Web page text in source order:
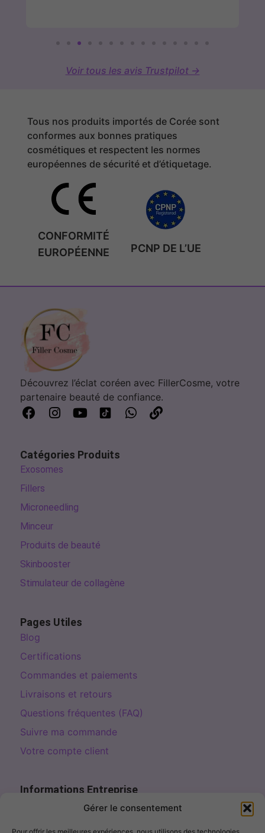
Gérer le consentement
Voir tous les avis Trustpilot →
Tous nos produits importés de Corée sont
conformes aux bonnes pratiques
cosmétiques et respectent les normes
européennes de sécurité et d’étiquetage.
CONFORMITÉ
EUROPÉENNE
PCNP DE L’UE
Découvrez l’éclat coréen avec FillerCosme, votre
partenaire beauté de confiance.
Catégories Produits
Exosomes
Fillers
Microneedling
Minceur
Produits de beauté
Skinbooster
Stimulateur de collagène
Pages Utiles
Blog
Certifications
Commandes et paiements
Livraisons et retours
Questions fréquentes (FAQ)
Suivre ma commande
Votre compte client
Informations Entreprise
Page de contact